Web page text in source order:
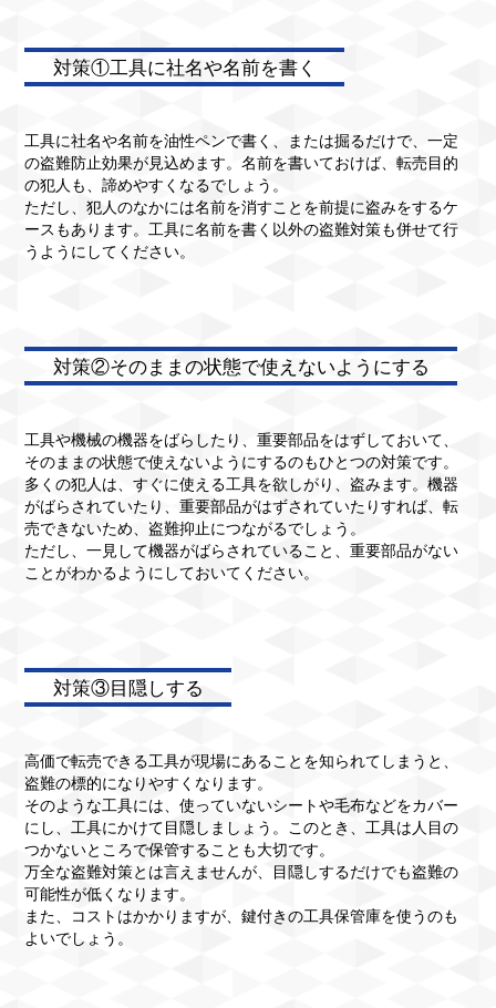
対策①工具に社名や名前を書く
工具に社名や名前を油性ペンで書く、または掘るだけで、一定
の盗難防止効果が見込めます。名前を書いておけば、転売目的
の犯人も、諦めやすくなるでしょう。
ただし、犯人のなかには名前を消すことを前提に盗みをするケ
ースもあります。工具に名前を書く以外の盗難対策も併せて行
うようにしてください。
対策②そのままの状態で使えないようにする
工具や機械の機器をばらしたり、重要部品をはずしておいて、
そのままの状態で使えないようにするのもひとつの対策です。
多くの犯人は、すぐに使える工具を欲しがり、盗みます。機器
がばらされていたり、重要部品がはずされていたりすれば、転
売できないため、盗難抑止につながるでしょう。
ただし、一見して機器がばらされていること、重要部品がない
ことがわかるようにしておいてください。
対策③目隠しする
高価で転売できる工具が現場にあることを知られてしまうと、
盗難の標的になりやすくなります。
そのような工具には、使っていないシートや毛布などをカバー
にし、工具にかけて目隠しましょう。このとき、工具は人目の
つかないところで保管することも大切です。
万全な盗難対策とは言えませんが、目隠しするだけでも盗難の
可能性が低くなります。
また、コストはかかりますが、鍵付きの工具保管庫を使うのも
よいでしょう。